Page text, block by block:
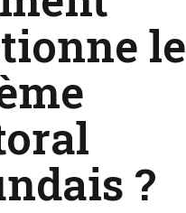
le
?